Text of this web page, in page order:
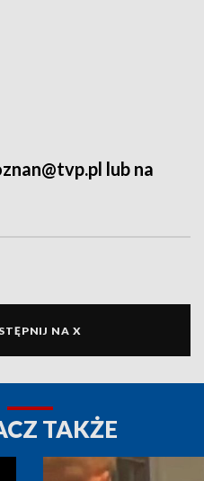
lub na
NA X
TAKŻE